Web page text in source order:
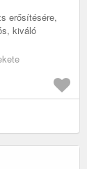
erősítésére,
kiváló